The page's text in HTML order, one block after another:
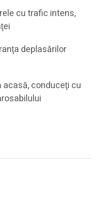
cu trafic intens,
deplasărilor
acasă, conduceţi cu